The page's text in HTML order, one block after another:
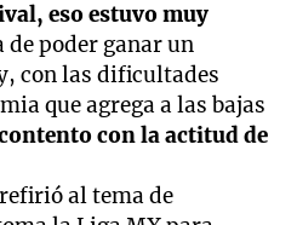
eso estuvo muy
de poder ganar un
con las dificultades
que agrega a las bajas
con la actitud de
al tema de